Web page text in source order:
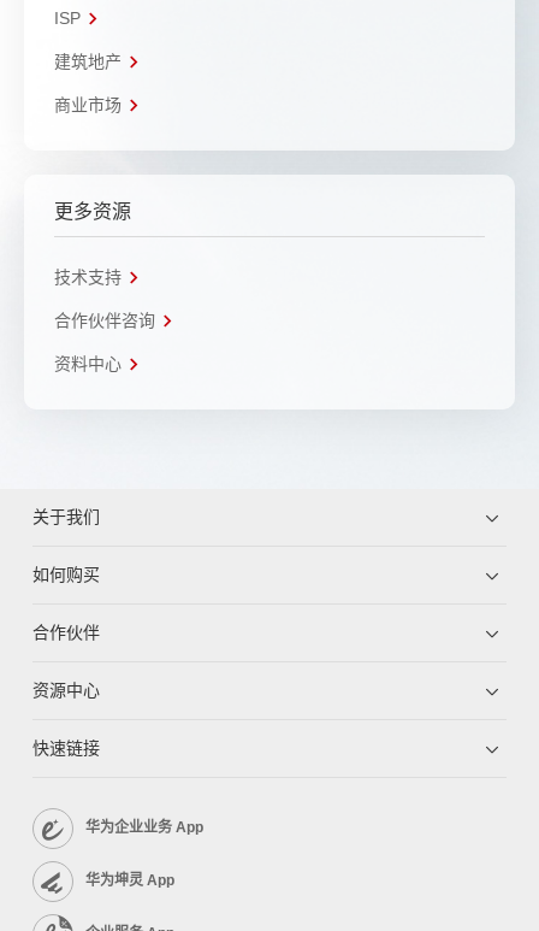
ISP
建筑地产
商业市场
更多资源
技术支持
合作伙伴咨询
资料中心
关于我们
如何购买
合作伙伴
资源中心
快速链接
华为企业业务 App
华为坤灵 App